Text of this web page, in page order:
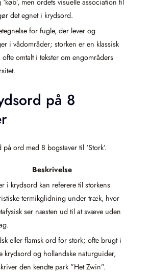
det egnet i krydsord.
for fugle, der lever og
i vådområder; storken er en klassisk
omtalt i tekster om engområders
på 8
ord med 8 bogstaver til ‘Stork’.
Beskrivelse
i krydsord kan referere til storkens
termikglidning under træk, hvor
ser næsten ud til at svæve uden
eller flamsk ord for stork; ofte brugt i
krydsord og hollandske naturguider,
den kendte park ”Het Zwin”.